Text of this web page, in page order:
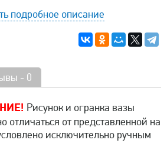
подробное описание
- 0
Рисунок и огранка вазы
отличаться от представленной на
исключительно ручным